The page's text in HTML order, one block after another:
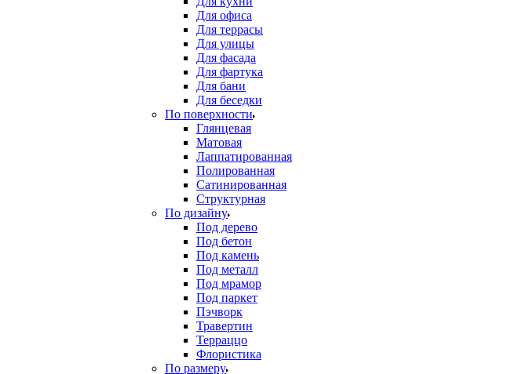
Для офиса
Для террасы
Для улицы
Для фасада
Для фартука
Для бани
Для беседки
По поверхности
Глянцевая
Матовая
Лаппатированная
Полированная
Сатинированная
Структурная
По дизайну
Под дерево
Под бетон
Под камень
Под металл
Под мрамор
Под паркет
Пэчворк
Травертин
Терраццо
Флористика
По размеру